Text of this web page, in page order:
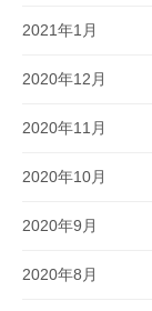
2021年1月
2020年12月
2020年11月
2020年10月
2020年9月
2020年8月